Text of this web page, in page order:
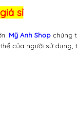
sỉ
Mỹ Anh Shop chúng
của người sử dụng,